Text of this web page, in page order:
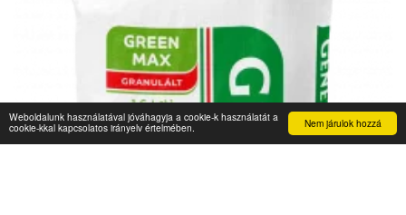
Nem járulok hozzá
Weboldalunk használatával jóváhagyja a cookie-k használatát a
cookie-kkal kapcsolatos irányelv értelmében.